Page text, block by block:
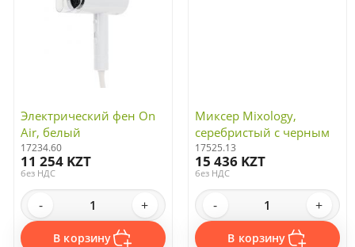
Электрический фен On
Air, белый
17234.60
11 254 KZT
без НДС
- +
В корзину
Миксер Mixology,
серебристый с черным
17525.13
15 436 KZT
без НДС
- +
В корзину